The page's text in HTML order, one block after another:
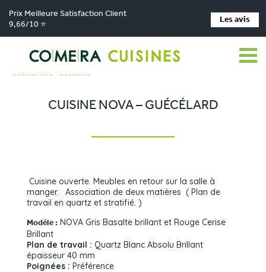
Prix Meilleure Satisfaction Client
9,66/10 ⭐
Les avis
Comera Cuisines > Nos magasins de cuisine >
Cuisiniste La Chapelle-Saint-Aubin > Réalisations >
Cuisine Nova – Guécélard
CUISINE NOVA – GUÉCÉLARD
Cuisine ouverte. Meubles en retour sur la salle à
manger. Association de deux matières ( Plan de
travail en quartz et stratifié. )
Modéle : NOVA Gris Basalte brillant et Rouge Cerise
Brillant
Plan de travail : Quartz Blanc Absolu Brillant
épaisseur 40 mm
Poignées : Préférence